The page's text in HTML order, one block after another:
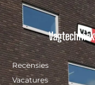
Vagtechniek
Recensies
Vacatures